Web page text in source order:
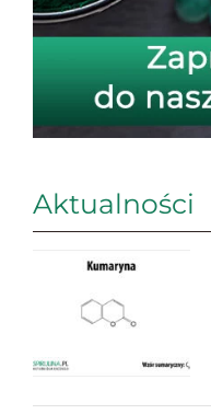
Aktualności